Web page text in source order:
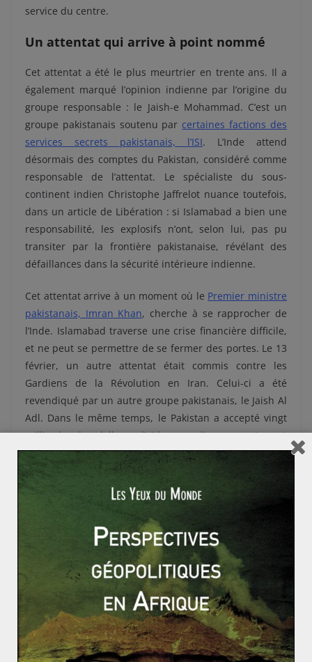
service du centre.
Un attentat qui arrive à point nommé
Cet attentat a été le plus meurtrier en trente ans. Il a
également marqué l’opinion indienne par l’origine du
groupe responsable : le Jaish-e Mohammad. C’est un
groupe pakistanais soutenu par certaines factions des
services secrets pakistanais, l’ISI. L’Inde attend
désormais des comptes du Pakistan, considéré comme
responsable de l’attentat. Le spécialiste du sous-
continent indien Christophe Jaffrelot nuance toutefois,
dans un article de Libération : si Islamabad a bien une
responsabilité, les explosifs n’ont, selon lui, pas pu
transiter par la frontière pakistanaise, révélant des
défaillances dans la sécurité intérieure indienne.
Cet attentat arrive à un moment où le Premier ministre
pakistanais, Imran Khan, cherche à se rapprocher de
l’Inde. Islamabad traverse une crise financière difficile,
et ne peut se permettre de se fermer des portes. Le 13
février, un autre attentat était commis contre les
Gardiens de la Révolution en Iran. Celui-ci a été
revendiqué par un autre groupe pakistanais, le Jaish Al
Adl. Dans le même temps, le Pakistan a accepté vingt
milliards de dollars d’aide saoudienne, qui veut
contrecarrer l’influence régionale iranienne. Imran
Khan se trouve au cœur d’un jeu géopolitique, le
mettant en situation difficile avec son voisin occidental.
L’attentat au Cachemire lui rajoute une difficulté
supplémentaire. Sa politique d’ouverture envers New
Delhi ne va toutefois pas dans le sens des intérêts
d’autres groupes, à commencer par l’armée.
De son côté, l’Inde est dirigée depuis 2014 par les
nationalistes hindous du BJP.Ceux-ci ont toutefois
accumulé les défaites électorales ces dernières années,
alors que les élections générales qui décideront du
prochain Premier ministre auront lieu en avril 2019. Cet